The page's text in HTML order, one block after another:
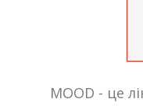
MOOD - це